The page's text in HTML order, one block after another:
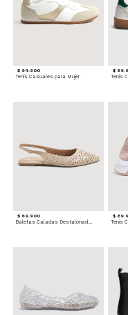
$ 94.900
Tenis Casuales para Mujer
$
Tenis
$ 69.900
Baletas Caladas Destalonadas
$
Tenis